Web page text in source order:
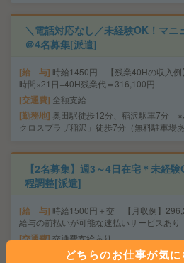
＼電話対応なし／未経験OK！マニ
＠4名募集[派遣]
給 与 時給1450円 【残業40Hの収入例
時間×21日+40H残業代＝316,100円
交通費 全額支給
勤務地 奥田駅徒歩12分、稲沢駅車7分 ※
クロスプラザ稲沢」徒歩7分（無料駐車場あ
【2名募集】週3～4日在宅＊未経
程調整[派遣]
給 与 時給1500円＋交 【月収例】
給与の前払いが可能な速払いサービスあり
交通費 交通費支給あり
愛知県名古屋市中村区 名古屋地
どちらのお仕事が気